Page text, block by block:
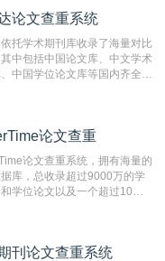
测来稿和已发表的文献,检测
填写第一作者,才能排除已发
制比。（限制字符数1万）
论文查重系统
托学术期刊库收录了海量对比
中包括中国论文库、中文学术
中国学位论文库等国内齐全的
检测中文、英文两种语言的论
论文查重
论文查重系统，拥有海量的
库，总收录超过9000万的学
学位论文以及一个超过10亿
指纹索引快速而精准地在云检
刊论文查重系统